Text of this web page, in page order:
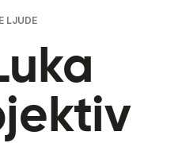
LJUDE